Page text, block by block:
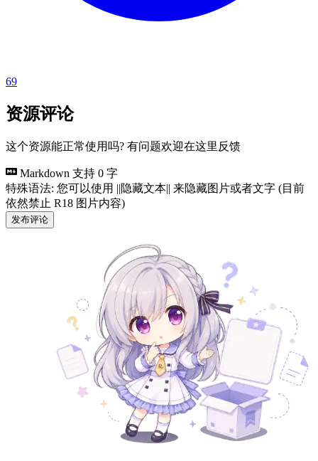
69
资源评论
这个资源能正常使用吗? 有问题欢迎在这里反馈
Markdown 支持 0 字
特殊语法: 您可以使用 ||隐藏文本|| 来隐藏图片或者文字 (目前
依然禁止 R18 图片内容)
发布评论